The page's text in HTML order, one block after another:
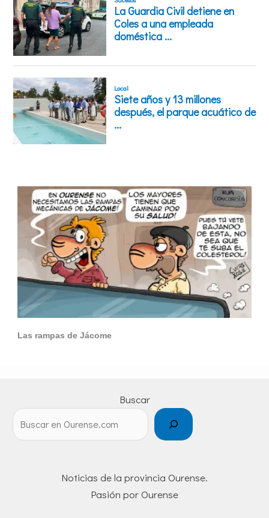
Las rampas de Jácome
Buscar
Noticias de la provincia Ourense.
Pasión por Ourense